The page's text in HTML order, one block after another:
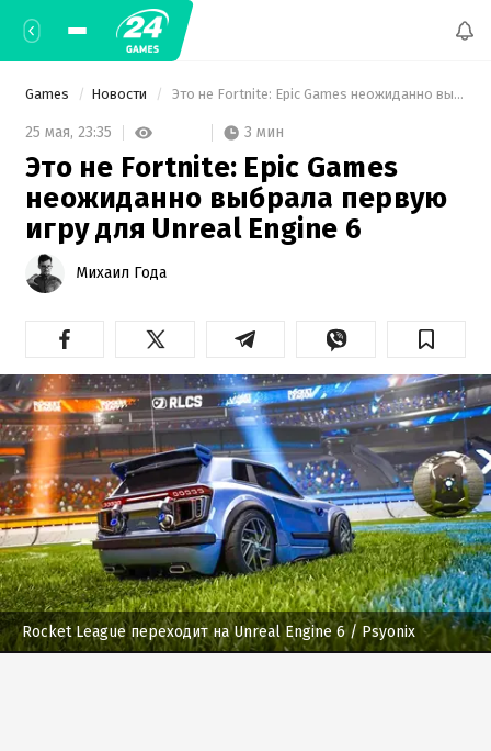
Games Новости Это не Fortnite: Epic Games неожиданно выбрала первую игру для Unreal Engine 6
25 мая, 23:35 3 мин
Это не Fortnite: Epic Games
неожиданно выбрала первую
игру для Unreal Engine 6
Михаил Года
Rocket League переходит на Unreal Engine 6/ Psyonix